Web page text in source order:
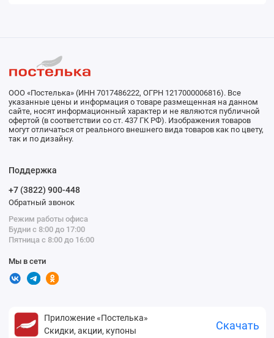
ООО «Постелька» (ИНН 7017486222, ОГРН 1217000006816). Все
указанные цены и информация о товаре размещенная на данном
сайте, носят информационный характер и не являются публичной
офертой (в соответствии со ст. 437 ГК РФ). Изображения товаров
могут отличаться от реального внешнего вида товаров как по цвету,
так и по дизайну.
Поддержка
+7 (3822) 900-448
Обратный звонок
Режим работы офиса
Будни с 8:00 до 17:00
Пятница с 8:00 до 16:00
Мы в сети
Приложение «Постелька»
Скидки, акции, купоны
Скачать